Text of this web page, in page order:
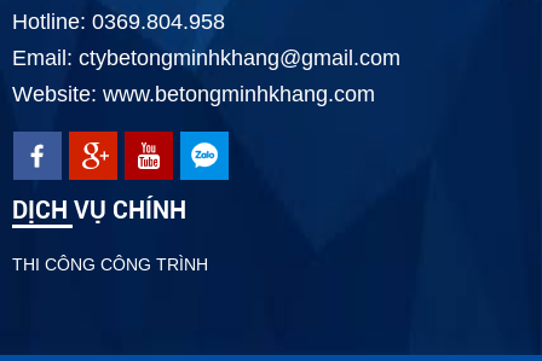
Hotline: 0369.804.958
Email: ctybetongminhkhang@gmail.com
Website: www.betongminhkhang.com
DỊCH VỤ CHÍNH
THI CÔNG CÔNG TRÌNH